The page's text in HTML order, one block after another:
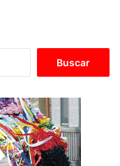
c
a
r
: